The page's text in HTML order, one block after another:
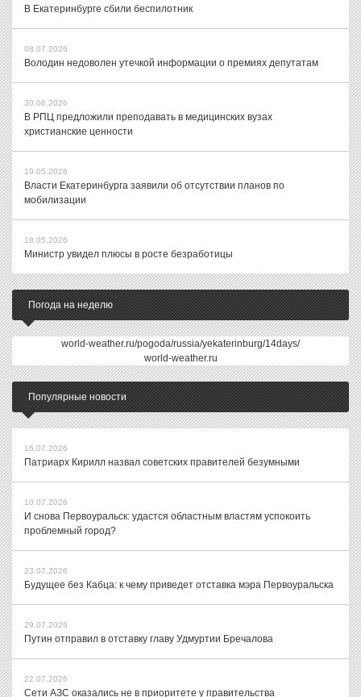
В Екатеринбурге сбили беспилотник
08.07.2026
Володин недоволен утечкой информации о премиях депутатам
30.06.2026
В РПЦ предложили преподавать в медицинских вузах
христианские ценности
19.05.2026
Власти Екатеринбурга заявили об отсутствии планов по
мобилизации
18.05.2026
Министр увидел плюсы в росте безработицы
Погода на неделю
world-weather.ru/pogoda/russia/yekaterinburg/14days/
world-weather.ru
Популярные новости
16.07.2026
Патриарх Кирилл назвал советских правителей безумными
10.07.2026
И снова Первоуральск: удастся областным властям успокоить
проблемный город?
23.07.2026
Будущее без Кабца: к чему приведет отставка мэра Первоуральска
29.07.2026
Путин отправил в отставку главу Удмуртии Бречалова
22.07.2026
Сети АЗС оказались не в приоритете у правительства